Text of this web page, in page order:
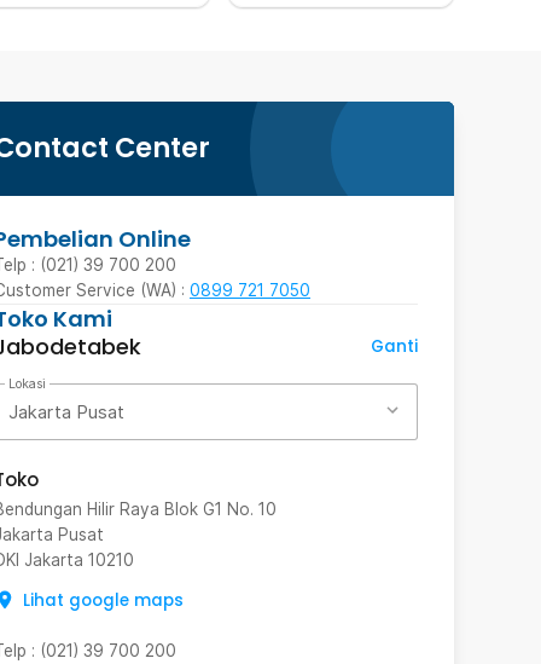
Center
Online
: (021) 39 700 200
Service (WA) : 0899 721 7050
Kami
Ganti
Lokasi
Jakarta Pusat
Hilir Raya Blok G1 No. 10
Pusat
Jakarta 10210
Lihat google maps
: (021) 39 700 200